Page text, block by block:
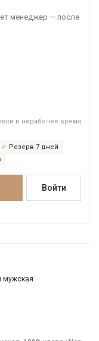
менеджер — после
в нерабочее время
Резерв 7 дней
Войти
мужская